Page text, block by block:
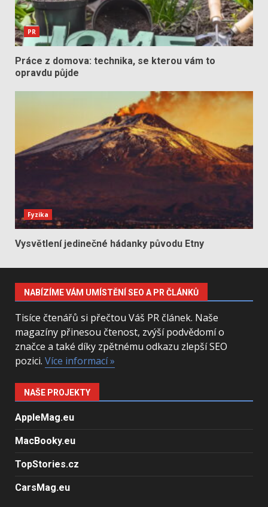
PR
Práce z domova: technika, se kterou vám to
opravdu půjde
Fyzika
Vysvětlení jedinečné hádanky původu Etny
NABÍZÍME VÁM UMÍSTĚNÍ SEO A PR ČLÁNKŮ
Tisíce čtenářů si přečtou Váš PR článek. Naše
magazíny přinesou čtenost, zvýší podvědomí o
značce a také díky zpětnému odkazu zlepší SEO
pozici. Více informací »
NAŠE PROJEKTY
AppleMag.eu
MacBooky.eu
TopStories.cz
CarsMag.eu